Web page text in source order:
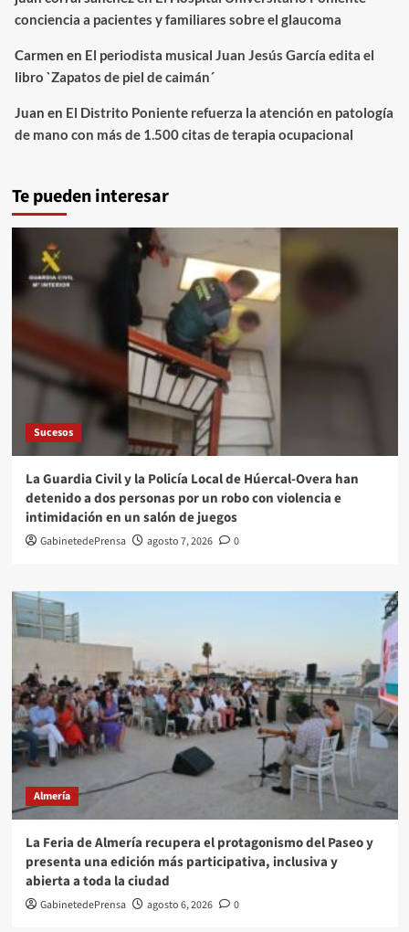
conciencia a pacientes y familiares sobre el glaucoma
Carmen en El periodista musical Juan Jesús García edita el
libro `Zapatos de piel de caimán´
Juan en El Distrito Poniente refuerza la atención en patología
de mano con más de 1.500 citas de terapia ocupacional
Te pueden interesar
Sucesos
La Guardia Civil y la Policía Local de Húercal-Overa han
detenido a dos personas por un robo con violencia e
intimidación en un salón de juegos
GabinetedePrensa agosto 7, 2026 0
Almería
La Feria de Almería recupera el protagonismo del Paseo y
presenta una edición más participativa, inclusiva y
abierta a toda la ciudad
GabinetedePrensa agosto 6, 2026 0